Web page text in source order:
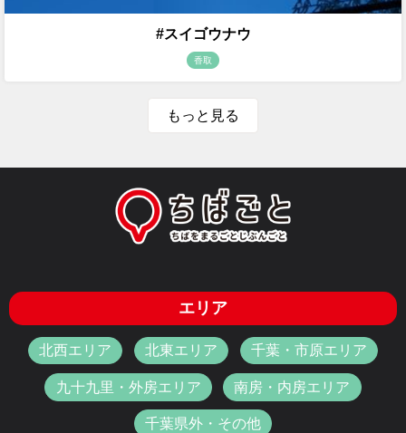
#スイゴウナウ
香取
もっと見る
エリア
北西エリア 北東エリア 千葉・市原エリア
九十九里・外房エリア 南房・内房エリア
千葉県外・その他